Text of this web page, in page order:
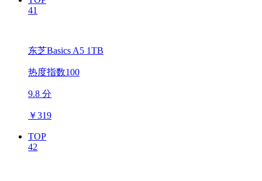
41
东芝Basics A5 1TB
热度指数100
9.8 分
￥319
TOP
42